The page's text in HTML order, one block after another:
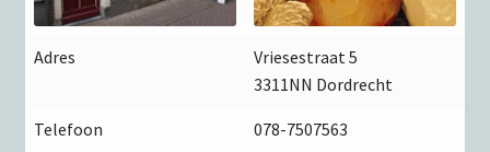
Adres
Vriesestraat 5
3311NN Dordrecht
Telefoon 078-7507563